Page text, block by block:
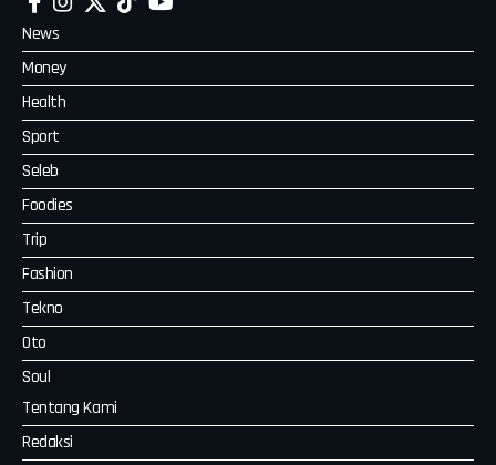
News
Money
Health
Sport
Seleb
Foodies
Trip
Fashion
Tekno
Oto
Soul
Tentang Kami
Redaksi